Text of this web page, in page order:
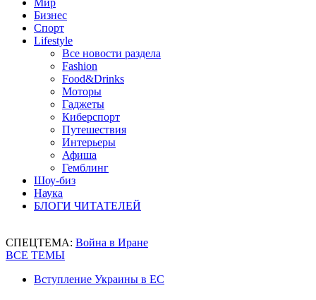
Мир
Бизнес
Спорт
Lifestyle
Все новости раздела
Fashion
Food&Drinks
Моторы
Гаджеты
Киберспорт
Путешествия
Интерьеры
Афиша
Гемблинг
Шоу-биз
Наука
БЛОГИ ЧИТАТЕЛЕЙ
СПЕЦТЕМА: Война в Иране
ВСЕ ТЕМЫ
Вступление Украины в ЕС